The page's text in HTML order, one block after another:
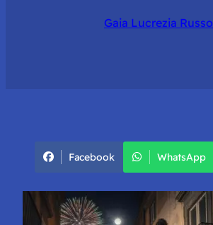
Gaia Lucrezia Russo
Facebook WhatsApp